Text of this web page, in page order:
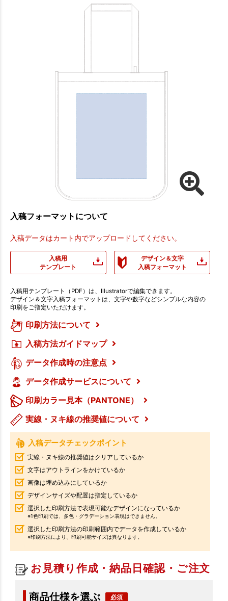
入稿フォーマットについて
入稿データはカート内でアップロードしてください。
入稿用
テンプレート
デザイン＆文字
入稿フォーマット
入稿用テンプレート（PDF）は、Illustratorで編集できます。
デザイン＆文字入稿フォーマットは、文字や数字などシンプルな内容の
印刷をご指定いただけます。
印刷方法について
入稿方法ガイドマップ
データ作成時の注意点
データ作成サービスについて
印刷カラー見本（PANTONE）
実線・ヌキ線の推奨値について
入稿データチェックポイント
実線・ヌキ線の推奨値はクリアしているか
文字はアウトラインをかけているか
画像は埋め込みにしているか
デザインサイズや配置は指定しているか
選択した印刷方法で表現可能なデザインになっているか
※1色印刷では、多色・グラデーション表現はできません。
選択した印刷方法の印刷範囲内でデータを作成しているか
※印刷方法により、印刷可能サイズは異なります。
お見積り作成・納品日確認・ご注文
商品仕様を選ぶ